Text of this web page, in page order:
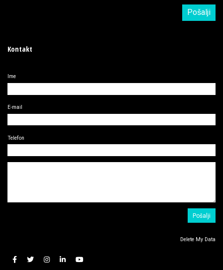
Kontakt
Ime
E-mail
Telefon
Delete My Data